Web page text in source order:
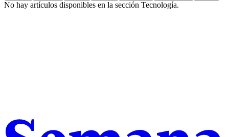
No hay artículos disponibles en la sección Tecnología.